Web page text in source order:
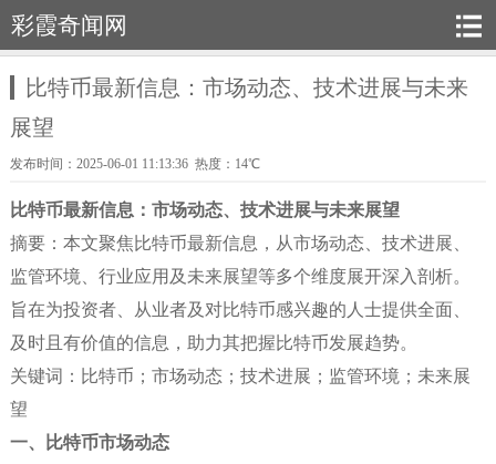
彩霞奇闻网
比特币最新信息：市场动态、技术进展与未来
展望
发布时间：2025-06-01 11:13:36 热度：14℃
比特币最新信息：市场动态、技术进展与未来展望
摘要：本文聚焦比特币最新信息，从市场动态、技术进展、
监管环境、行业应用及未来展望等多个维度展开深入剖析。
旨在为投资者、从业者及对比特币感兴趣的人士提供全面、
及时且有价值的信息，助力其把握比特币发展趋势。
关键词：比特币；市场动态；技术进展；监管环境；未来展
望
一、比特币市场动态